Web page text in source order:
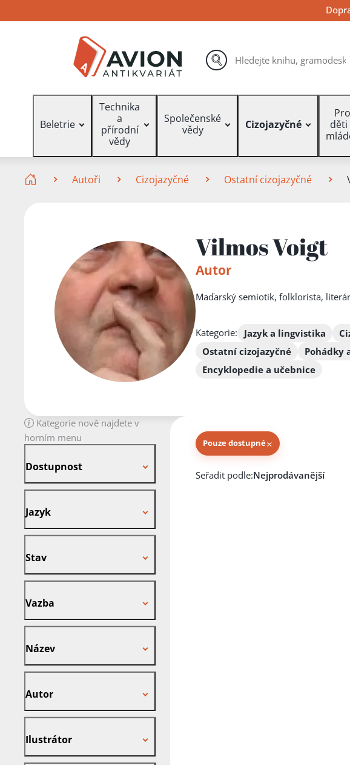
na
na
na
Vyhledávání hledat
Beletrie
Technika
a
přírodní
vědy
Společenské
vědy
Cizojazyčné
Pro
děti
Autoři Cizojazyčné Ostatní cizojazyčné
Vilmos Voigt
Autor
Maďarský semiotik, folklorista,
Kategorie: Jazyk a lingvistika
Ostatní cizojazyčné
Pohádky
Encyklopedie a učebnice
Kategorie nově najdete v
horním menu
Dostupnost
Jazyk
Stav
Vazba
Název
Autor
Ilustrátor
Pouze dostupné×
Knihy autora
Seřadit podle: